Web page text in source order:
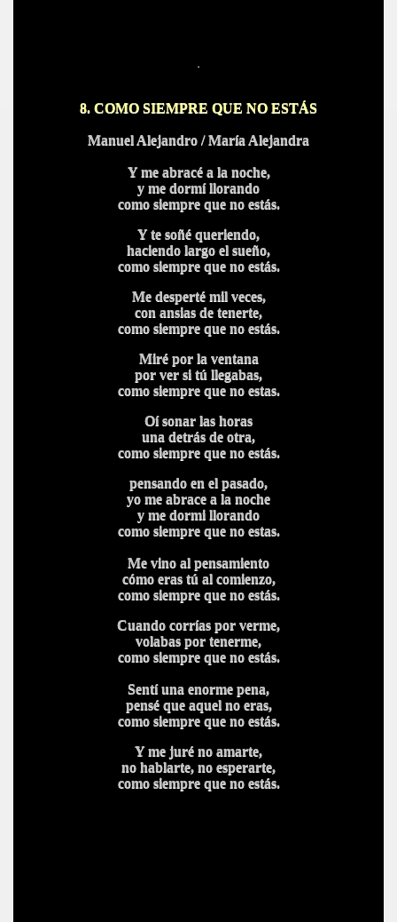
8. COMO SIEMPRE QUE NO ESTÁS
Manuel Alejandro / María Alejandra
Y me abracé a la noche,
y me dormí llorando
como siempre que no estás.
Y te soñé queriendo,
haciendo largo el sueño,
como siempre que no estás.
Me desperté mil veces,
con ansias de tenerte,
como siempre que no estás.
Miré por la ventana
por ver si tú llegabas,
como siempre que no estas.
Oí sonar las horas
una detrás de otra,
como siempre que no estás.
pensando en el pasado,
yo me abrace a la noche
y me dormi llorando
como siempre que no estas.
Me vino al pensamiento
cómo eras tú al comienzo,
como siempre que no estás.
Cuando corrías por verme,
volabas por tenerme,
como siempre que no estás.
Sentí una enorme pena,
pensé que aquel no eras,
como siempre que no estás.
Y me juré no amarte,
no hablarte, no esperarte,
como siempre que no estás.